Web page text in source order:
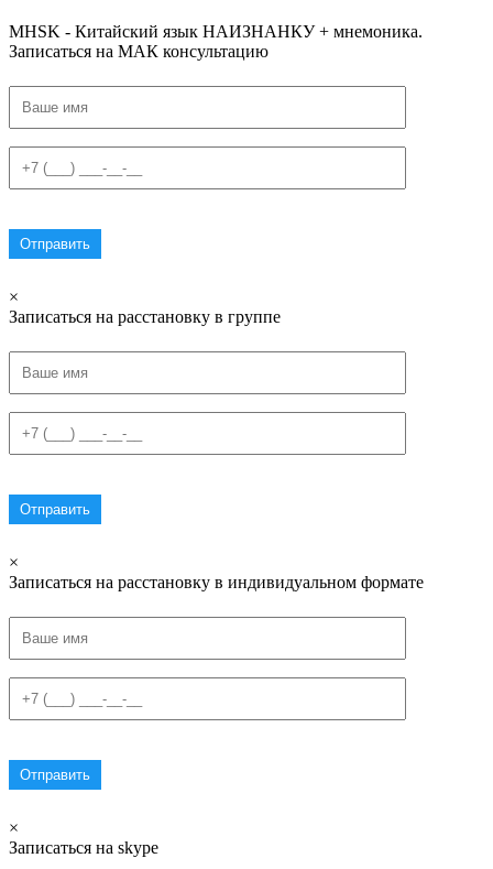
MHSK - Китайский язык НАИЗНАНКУ + мнемоника.
Записаться на МАК консультацию
×
Записаться на расстановку в группе
×
Записаться на расстановку в индивидуальном формате
×
Записаться на skype